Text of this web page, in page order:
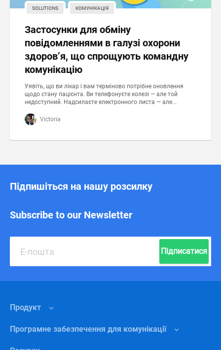
SOLUTIONS КОМУНІКАЦІЯ
Застосунки для обміну
повідомленнями в галузі охорони
здоров’я, що спрощують командну
комунікацію
Уявіть, що ви лікар і вам терміново потрібне оновлення
щодо стану пацієнта. Ви телефонуєте колезі — але той
недоступний. Надсилаєте електронного листа — але...
Victoria
Підпишіться на нашу розсилку
Subscribe to our Newsletter
Підписатися
Продукт
Функції
Програмне забезпечення для комунікації